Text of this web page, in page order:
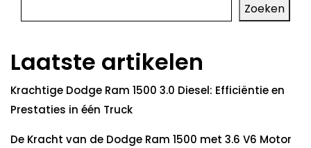
Zoeken
Laatste artikelen
Krachtige Dodge Ram 1500 3.0 Diesel: Efficiëntie en
Prestaties in één Truck
De Kracht van de Dodge Ram 1500 met 3.6 V6 Motor